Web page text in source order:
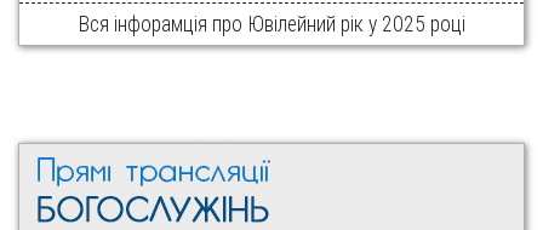
Вся інфорамція про Ювілейний рік у 2025 році